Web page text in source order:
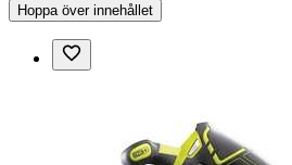
Hoppa över innehållet